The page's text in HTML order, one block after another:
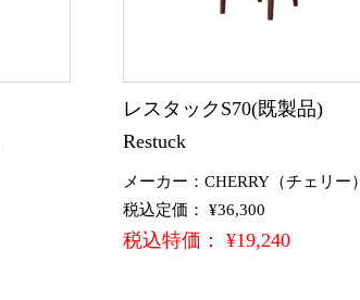
レスタックS70(既製品)
Restuck
メーカー：CHERRY（チェリー）
税込定価： ¥36,300
税込特価： ¥19,240